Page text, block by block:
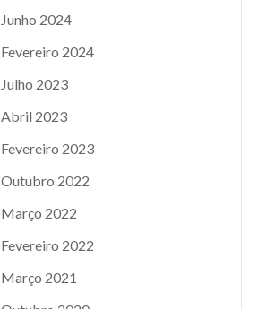
Junho 2024
Fevereiro 2024
Julho 2023
Abril 2023
Fevereiro 2023
Outubro 2022
Março 2022
Fevereiro 2022
Março 2021